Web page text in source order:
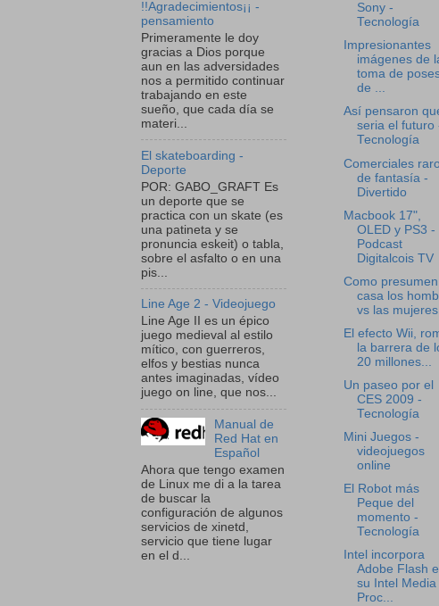
!!Agradecimientos¡¡ -
pensamiento
Primeramente le doy
gracias a Dios porque
aun en las adversidades
nos a permitido continuar
trabajando en este
sueño, que cada día se
materi...
El skateboarding -
Deporte
POR: GABO_GRAFT Es
un deporte que se
practica con un skate (es
una patineta y se
pronuncia eskeit) o tabla,
sobre el asfalto o en una
pis...
Line Age 2 - Videojuego
Line Age II es un épico
juego medieval al estilo
mítico, con guerreros,
elfos y bestias nunca
antes imaginadas, vídeo
juego on line, que nos...
Manual de
Red Hat en
Español
Ahora que tengo examen
de Linux me di a la tarea
de buscar la
configuración de algunos
servicios de xinetd,
servicio que tiene lugar
en el d...
Sony -
Tecnología
Impresionantes
imágenes de
toma de
de ...
Así pensaron
seria el futuro
Tecnología
Comerciales
de fantasía -
Divertido
Macbook 17",
OLED y PS3 -
Podcast
Digitalcois TV
Como
casa los
vs las
El efecto Wii,
la barrera de
20 millones...
Un paseo por el
CES 2009 -
Tecnología
Mini Juegos -
videojuegos
online
El Robot más
Peque del
momento -
Tecnología
Intel incorpora
Adobe Flash
su Intel Media
Proc...